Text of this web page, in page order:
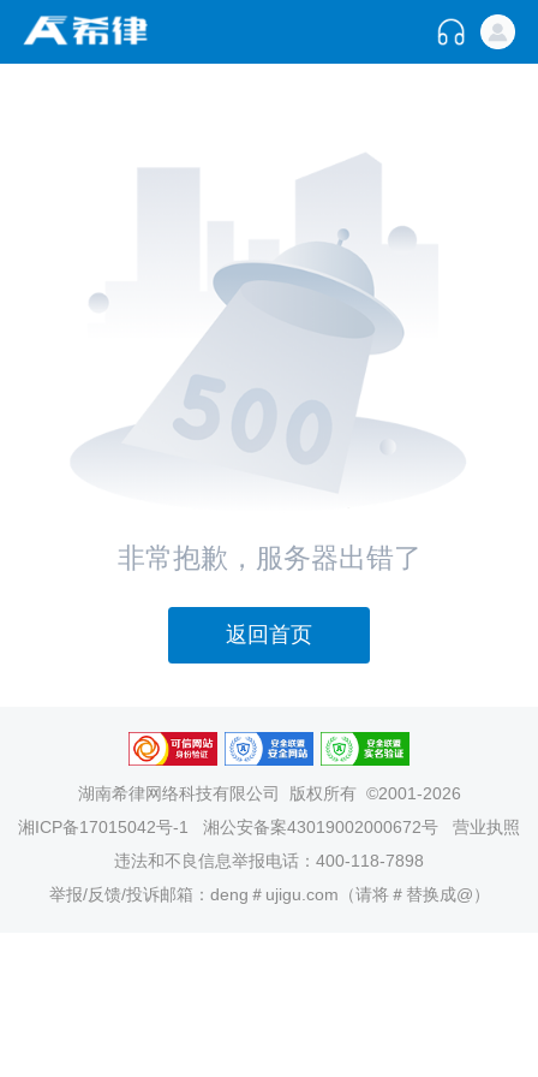
非常抱歉，服务器出错了
返回首页
湖南希律网络科技有限公司
版权所有 ©2001-2026
湘ICP备17015042号-1
湘公安备案43019002000672号
营业执照
违法和不良信息举报电话：400-118-7898
举报/反馈/投诉邮箱：deng＃ujigu.com（请将＃替换成@）